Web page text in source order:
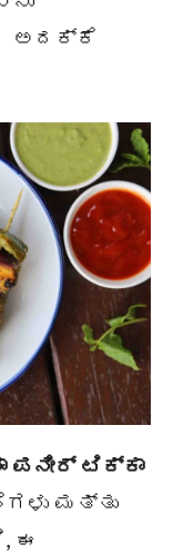
ಅದಕ್ಕೆ
ಪನೀರ್ ಟಿಕ್ಕಾ
ಮತ್ತು
ಈ